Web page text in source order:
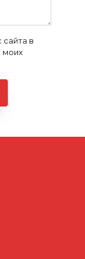
в
моих